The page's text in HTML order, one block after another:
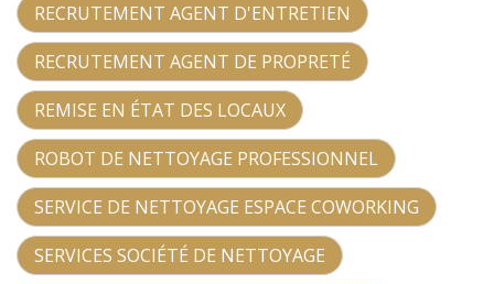
RECRUTEMENT AGENT D'ENTRETIEN
RECRUTEMENT AGENT DE PROPRETÉ
REMISE EN ÉTAT DES LOCAUX
ROBOT DE NETTOYAGE PROFESSIONNEL
SERVICE DE NETTOYAGE ESPACE COWORKING
SERVICES SOCIÉTÉ DE NETTOYAGE